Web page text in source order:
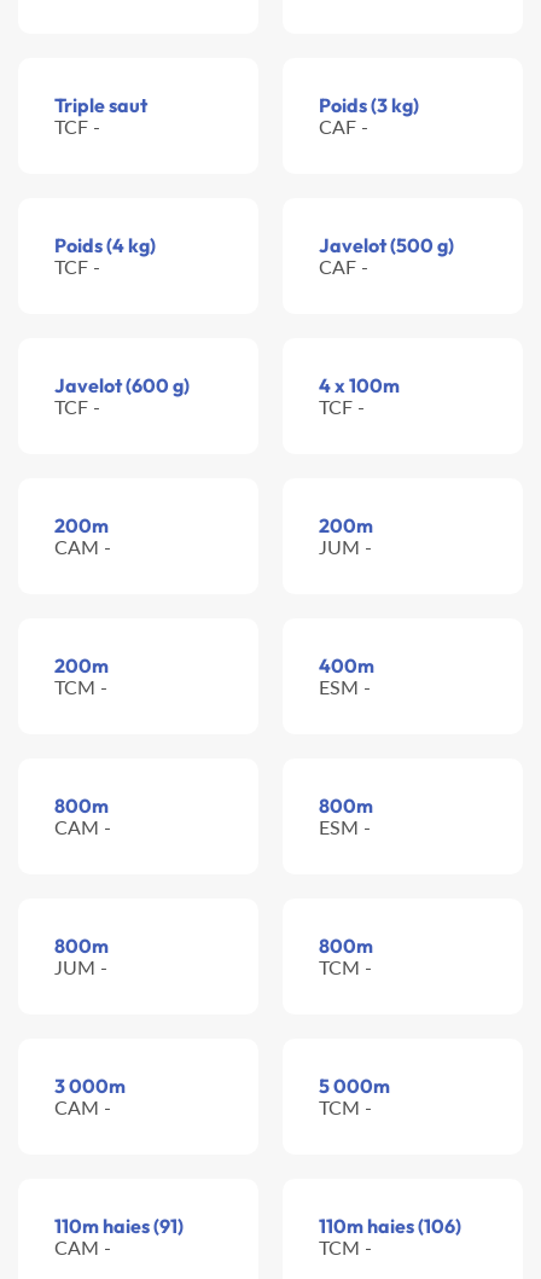
Triple saut
TCF -
Poids (3 kg)
CAF -
Poids (4 kg)
TCF -
Javelot (500 g)
CAF -
Javelot (600 g)
TCF -
4 x 100m
TCF -
200m
CAM -
200m
JUM -
200m
TCM -
400m
ESM -
800m
CAM -
800m
ESM -
800m
JUM -
800m
TCM -
3 000m
CAM -
5 000m
TCM -
110m haies (91)
CAM -
110m haies (106)
TCM -